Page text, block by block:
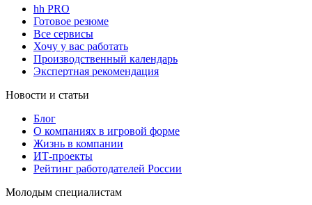
hh PRO
Готовое резюме
Все сервисы
Хочу у вас работать
Производственный календарь
Экспертная рекомендация
Новости и статьи
Блог
О компаниях в игровой форме
Жизнь в компании
ИТ-проекты
Рейтинг работодателей России
Молодым специалистам